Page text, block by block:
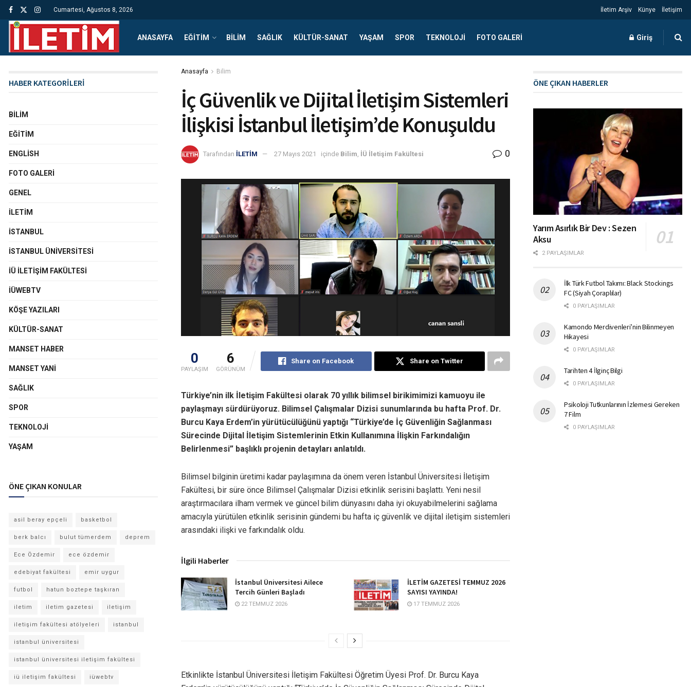
Cumartesi, Ağustos 8, 2026 İletim Arşiv Künye İletişim
ANASAYFA EĞITIM BILIM SAĞLIK KÜLTÜR-SANAT YAŞAM SPOR TEKNOLOJI FOTO GALERI Giriş
Anasayfa Bilim
İç Güvenlik ve Dijital İletişim Sistemleri
İlişkisi İstanbul İletişim’de Konuşuldu
Tarafından İLETİM 27 Mayıs 2021 içinde Bilim İÜ İletişim Fakültesi 0
0
PAYLAŞIM
6
GÖRÜNÜM
Share on Facebook Share on Twitter
Türkiye’nin ilk İletişim Fakültesi olarak 70 yıllık bilimsel birikimimizi kamuoyu ile
paylaşmayı sürdürüyoruz. Bilimsel Çalışmalar Dizisi sunumlarında bu hafta Prof. Dr.
Burcu Kaya Erdem’in yürütücülüğünü yaptığı “Türkiye’de İç Güvenliğin Sağlanması
Sürecinde Dijital İletişim Sistemlerinin Etkin Kullanımına İlişkin Farkındalığın
Belirlenmesi” başlıklı projenin detayları anlatıldı.
Bilimsel bilginin üretimi kadar paylaşımına da önem veren İstanbul Üniversitesi İletişim
Fakültesi, bir süre önce Bilimsel Çalışmalar Dizisi etkinlik serisini başlattı. Yeni nesil
araştırmacılara ilham vermek ve güncel bilim dünyasını daha iyi okuyabilmelerini sağlama
amacıyla yürütülen etkinlik serisinin gündemi bu hafta iç güvenlik ve dijital iletişim sistemleri
arasındaki ilişki ve farkındalık oldu.
İlgili Haberler
İstanbul Üniversitesi Ailece
Tercih Günleri Başladı
22 TEMMUZ 2026
İLETİM GAZETESİ TEMMUZ 2026
SAYISI YAYINDA!
17 TEMMUZ 2026
Etkinlikte İstanbul Üniversitesi İletişim Fakültesi Öğretim Üyesi Prof. Dr. Burcu Kaya
HABER KATEGORİLERİ
BILIM
EĞITIM
ENGLISH
FOTO GALERI
GENEL
İLETIM
İSTANBUL
İSTANBUL ÜNIVERSITESI
İÜ İLETIŞIM FAKÜLTESI
İÜWEBTV
KÖŞE YAZILARI
KÜLTÜR-SANAT
MANSET HABER
MANSET YANI
SAĞLIK
SPOR
TEKNOLOJI
YAŞAM
ÖNE ÇIKAN KONULAR
asil beray epçeli basketbol
berk balcı bulut tümerdem deprem
Ece Özdemir ece özdemir
edebiyat fakültesi emir uygur
futbol hatun boztepe taşkıran
iletim iletim gazetesi iletişim
iletişim fakültesi atölyeleri istanbul
istanbul üniversitesi
istanbul üniversitesi iletişim fakültesi
iü iletişim fakültesi iüwebtv
ÖNE ÇIKAN HABERLER
Yarım Asırlık Bir Dev : Sezen
Aksu
2 PAYLAŞIMLAR
İlk Türk Futbol Takımı: Black Stockings
FC (Siyah Çoraplılar)
0 PAYLAŞIMLAR
Kamondo Merdivenleri’nin Bilinmeyen
Hikayesi
0 PAYLAŞIMLAR
Tarihten 4 İlginç Bilgi
0 PAYLAŞIMLAR
Psikoloji Tutkunlarının İzlemesi Gereken
7 Film
0 PAYLAŞIMLAR